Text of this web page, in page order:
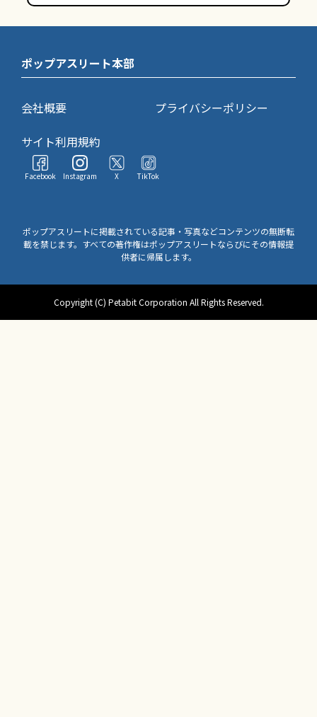
ポップアスリート本部
会社概要
プライバシーポリシー
サイト利用規約
Facebook Instagram X TikTok
ポップアスリートに掲載されている記事・写真などコンテンツの無断転
載を禁じます。すべての著作権はポップアスリートならびにその情報提
供者に帰属します。
Copyright (C) Petabit Corporation All Rights Reserved.